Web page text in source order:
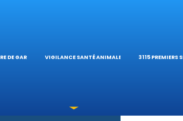
DE GARDE
DU
VIGILANCE SANTÉ ANIMALE
GUIDES
3115 PREMIERS